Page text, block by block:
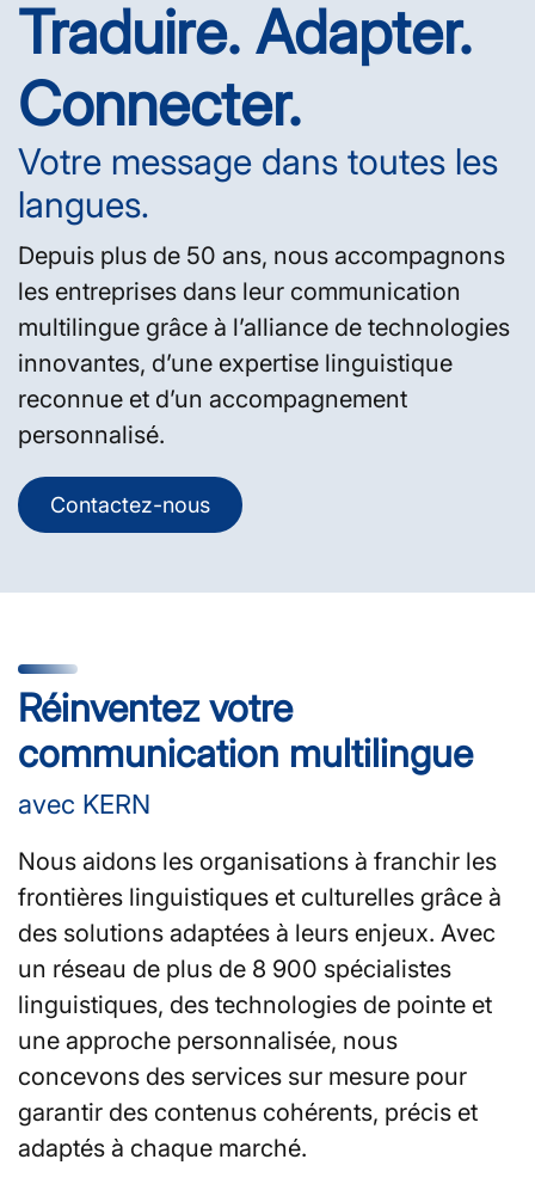
Traduire. Adapter.
Connecter.
Votre message dans toutes les
langues.
Depuis plus de 50 ans, nous accompagnons
les entreprises dans leur communication
multilingue grâce à l’alliance de technologies
innovantes, d’une expertise linguistique
reconnue et d’un accompagnement
personnalisé.
Contactez-nous
Réinventez votre
communication multilingue
avec KERN
Nous aidons les organisations à franchir les
frontières linguistiques et culturelles grâce à
des solutions adaptées à leurs enjeux. Avec
un réseau de plus de 8 900 spécialistes
linguistiques, des technologies de pointe et
une approche personnalisée, nous
concevons des services sur mesure pour
garantir des contenus cohérents, précis et
adaptés à chaque marché.